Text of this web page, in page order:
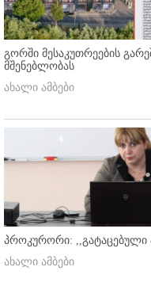
გორში მესაკუთრეების
მშენებლობას
ახალი ამბები
პროკურორი: ,,გატაცებული
ახალი ამბები